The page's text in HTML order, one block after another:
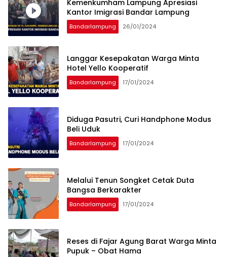
Kemenkumham Lampung Apresiasi
Kantor Imigrasi Bandar Lampung
Bandarlampung 26/01/2024
Langgar Kesepakatan Warga Minta
Hotel Yello Kooperatif
Bandarlampung 17/01/2024
Diduga Pasutri, Curi Handphone Modus
Beli Uduk
Bandarlampung 17/01/2024
Melalui Tenun Songket Cetak Duta
Bangsa Berkarakter
Bandarlampung 17/01/2024
Reses di Fajar Agung Barat Warga Minta
Pupuk – Obat Hama